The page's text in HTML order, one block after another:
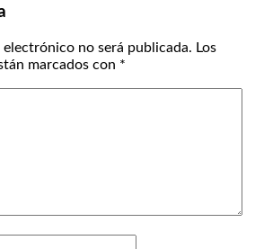
no será publicada. Los
marcados con *